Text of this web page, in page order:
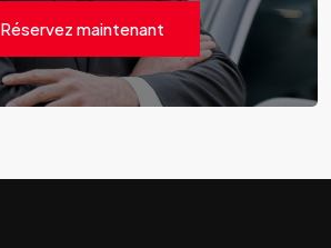
Réservez maintenant